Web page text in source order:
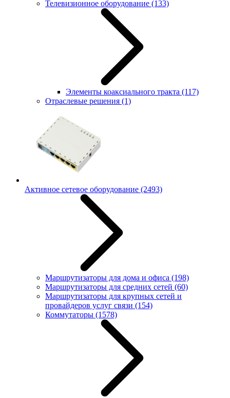
Телевизионное оборудование (133)
Элементы коаксиального тракта (117)
Отраслевые решения (1)
Активное сетевое оборудование (2493)
Маршрутизаторы для дома и офиса (198)
Маршрутизаторы для средних сетей (60)
Маршрутизаторы для крупных сетей и
провайдеров услуг связи (154)
Коммутаторы (1578)